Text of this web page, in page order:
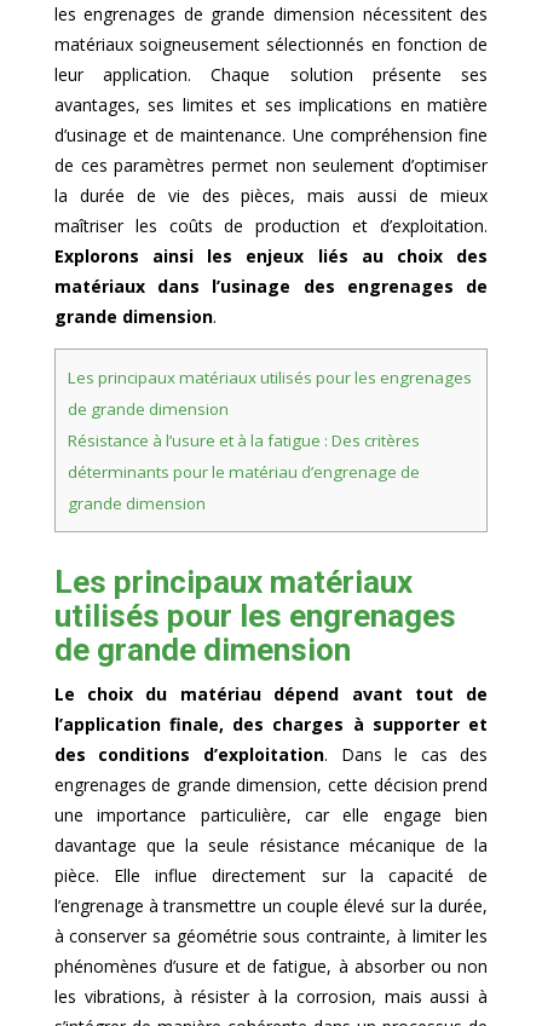
les engrenages de grande dimension nécessitent des
matériaux soigneusement sélectionnés en fonction de
leur application. Chaque solution présente ses
avantages, ses limites et ses implications en matière
d’usinage et de maintenance. Une compréhension fine
de ces paramètres permet non seulement d’optimiser
la durée de vie des pièces, mais aussi de mieux
maîtriser les coûts de production et d’exploitation.
Explorons ainsi les enjeux liés au choix des
matériaux dans l’usinage des engrenages de
grande dimension.
Les principaux matériaux utilisés pour les engrenages
de grande dimension
Résistance à l’usure et à la fatigue : Des critères
déterminants pour le matériau d’engrenage de
grande dimension
Les principaux matériaux
utilisés pour les engrenages
de grande dimension
Le choix du matériau dépend avant tout de
l’application finale, des charges à supporter et
des conditions d’exploitation. Dans le cas des
engrenages de grande dimension, cette décision prend
une importance particulière, car elle engage bien
davantage que la seule résistance mécanique de la
pièce. Elle influe directement sur la capacité de
l’engrenage à transmettre un couple élevé sur la durée,
à conserver sa géométrie sous contrainte, à limiter les
phénomènes d’usure et de fatigue, à absorber ou non
les vibrations, à résister à la corrosion, mais aussi à